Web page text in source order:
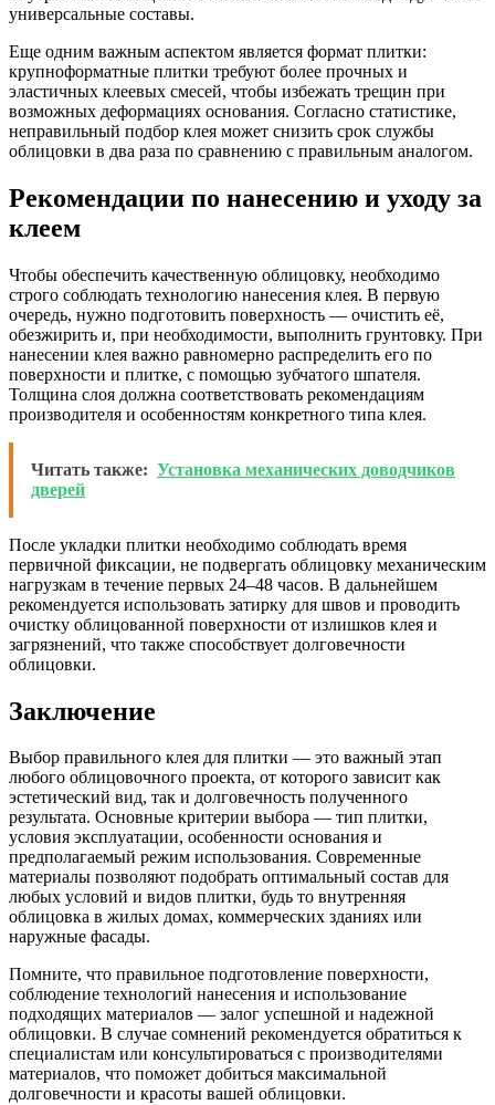
универсальные составы.
Еще одним важным аспектом является формат плитки:
крупноформатные плитки требуют более прочных и
эластичных клеевых смесей, чтобы избежать трещин при
возможных деформациях основания. Согласно статистике,
неправильный подбор клея может снизить срок службы
облицовки в два раза по сравнению с правильным аналогом.
Рекомендации по нанесению и уходу за
клеем
Чтобы обеспечить качественную облицовку, необходимо
строго соблюдать технологию нанесения клея. В первую
очередь, нужно подготовить поверхность — очистить её,
обезжирить и, при необходимости, выполнить грунтовку. При
нанесении клея важно равномерно распределить его по
поверхности и плитке, с помощью зубчатого шпателя.
Толщина слоя должна соответствовать рекомендациям
производителя и особенностям конкретного типа клея.
Читать также: Установка механических доводчиков
дверей
После укладки плитки необходимо соблюдать время
первичной фиксации, не подвергать облицовку механическим
нагрузкам в течение первых 24–48 часов. В дальнейшем
рекомендуется использовать затирку для швов и проводить
очистку облицованной поверхности от излишков клея и
загрязнений, что также способствует долговечности
облицовки.
Заключение
Выбор правильного клея для плитки — это важный этап
любого облицовочного проекта, от которого зависит как
эстетический вид, так и долговечность полученного
результата. Основные критерии выбора — тип плитки,
условия эксплуатации, особенности основания и
предполагаемый режим использования. Современные
материалы позволяют подобрать оптимальный состав для
любых условий и видов плитки, будь то внутренняя
облицовка в жилых домах, коммерческих зданиях или
наружные фасады.
Помните, что правильное подготовление поверхности,
соблюдение технологий нанесения и использование
подходящих материалов — залог успешной и надежной
облицовки. В случае сомнений рекомендуется обратиться к
специалистам или консультироваться с производителями
материалов, что поможет добиться максимальной
долговечности и красоты вашей облицовки.